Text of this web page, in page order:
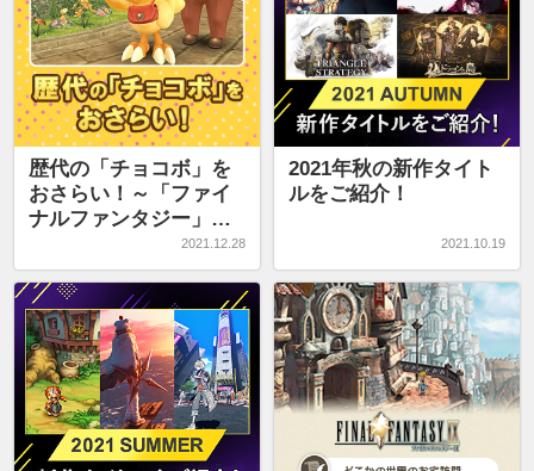
歴代の「チョコボ」を
おさらい！～「ファイ
ナルファンタジー」
「チョコボ」シリーズ
クイズ～
2021.12.28
2021年秋の新作タイト
ルをご紹介！
2021.10.19